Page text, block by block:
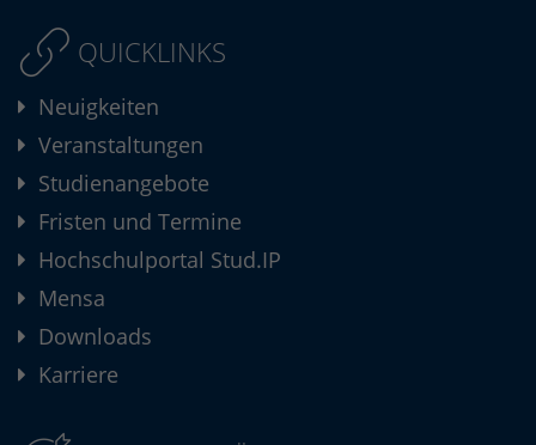
QUICKLINKS
Neuigkeiten
Veranstaltungen
Studienangebote
Fristen und Termine
Hochschulportal Stud.IP
Mensa
Downloads
Karriere